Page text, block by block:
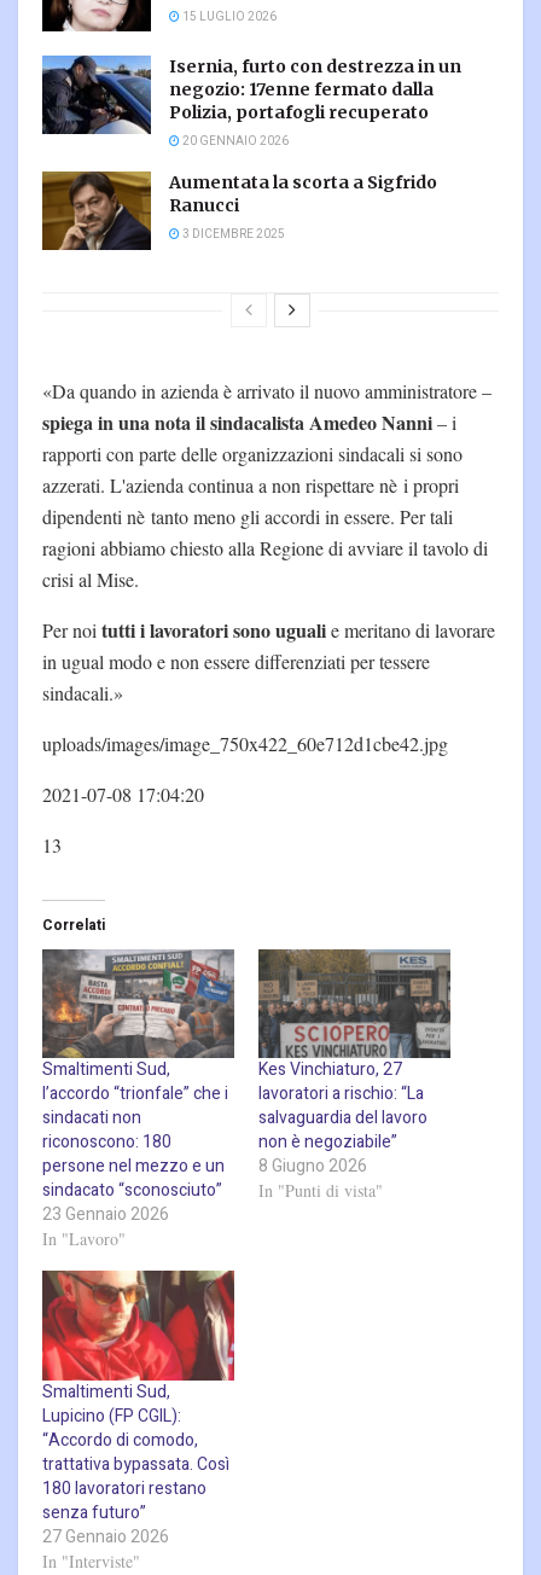
15 LUGLIO 2026
Isernia, furto con destrezza in un
negozio: 17enne fermato dalla
Polizia, portafogli recuperato
20 GENNAIO 2026
Aumentata la scorta a Sigfrido
Ranucci
3 DICEMBRE 2025
«Da quando in azienda è arrivato il nuovo amministratore –
spiega in una nota il sindacalista Amedeo Nanni– i
rapporti con parte delle organizzazioni sindacali si sono
azzerati. L'azienda continua a non rispettare nè i propri
dipendenti nè tanto meno gli accordi in essere. Per tali
ragioni abbiamo chiesto alla Regione di avviare il tavolo di
crisi al Mise.
Per noi tutti i lavoratori sono ugualie meritano di lavorare
in ugual modo e non essere differenziati per tessere
sindacali.»
uploads/images/image_750x422_60e712d1cbe42.jpg
2021-07-08 17:04:20
13
Correlati
Smaltimenti Sud,
l’accordo “trionfale” che i
sindacati non
riconoscono: 180
persone nel mezzo e un
sindacato “sconosciuto”
23 Gennaio 2026
In "Lavoro"
Kes Vinchiaturo, 27
lavoratori a rischio: “La
salvaguardia del lavoro
non è negoziabile”
8 Giugno 2026
In "Punti di vista"
Smaltimenti Sud,
Lupicino (FP CGIL):
“Accordo di comodo,
trattativa bypassata. Così
180 lavoratori restano
senza futuro”
27 Gennaio 2026
In "Interviste"